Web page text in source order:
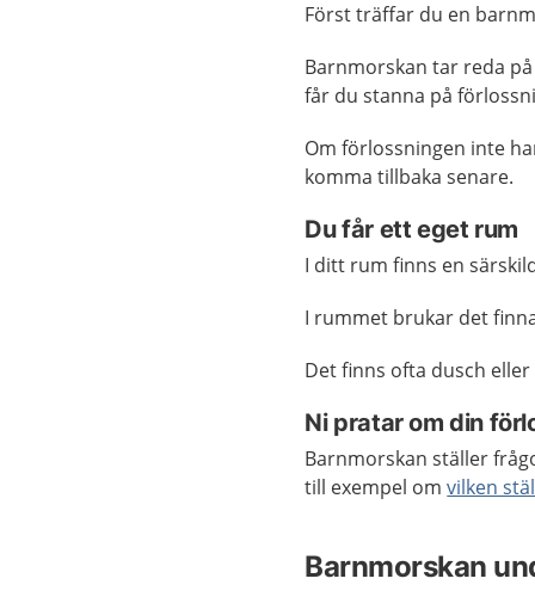
Först träffar du en
Barnmorskan tar reda
får du stanna på
Om förlossningen inte
komma tillbaka senare.
Du får ett eget rum
I ditt rum finns en
I rummet brukar det
Det finns ofta dusch
Ni pratar om din
Barnmorskan ställer
till exempel omvilken
Barnmorskan